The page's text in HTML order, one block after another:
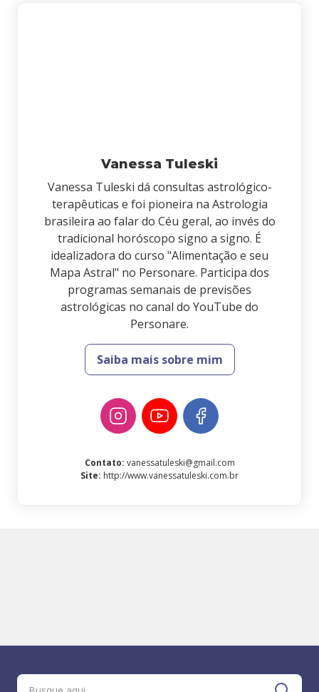
Vanessa Tuleski
Vanessa Tuleski dá consultas astrológico-
terapêuticas e foi pioneira na Astrologia
brasileira ao falar do Céu geral, ao invés do
tradicional horóscopo signo a signo. É
idealizadora do curso "Alimentação e seu
Mapa Astral" no Personare. Participa dos
programas semanais de previsões
astrológicas no canal do YouTube do
Personare.
Saiba mais sobre mim
Contato: vanessatuleski@gmail.com
Site: http://www.vanessatuleski.com.br